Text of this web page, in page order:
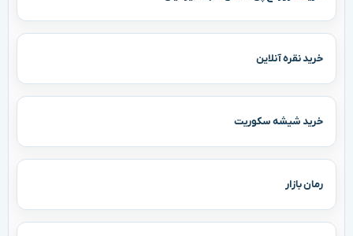
خرید نقره آنلاین
خرید شیشه سکوریت
رمان بازار